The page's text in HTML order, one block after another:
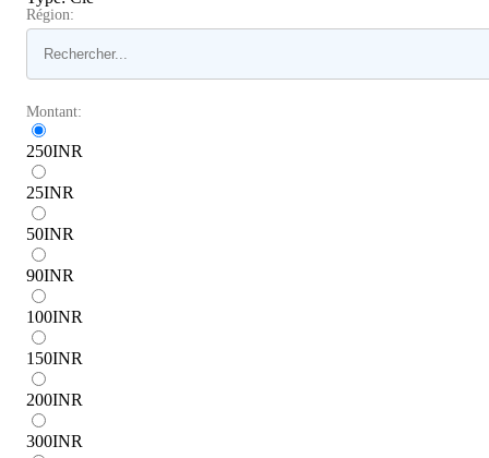
Région:
Montant:
250INR
25INR
50INR
90INR
100INR
150INR
200INR
300INR